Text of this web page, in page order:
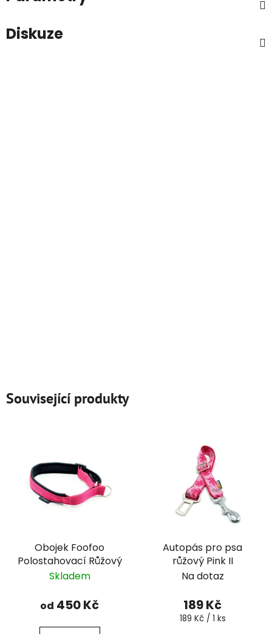
Diskuze
Související produkty
Obojek Foofoo
Polostahovací Růžový
Skladem
od 450 Kč
Autopás pro psa
růžový Pink II
Na dotaz
189 Kč
Měrná
189 Kč / 1 ks